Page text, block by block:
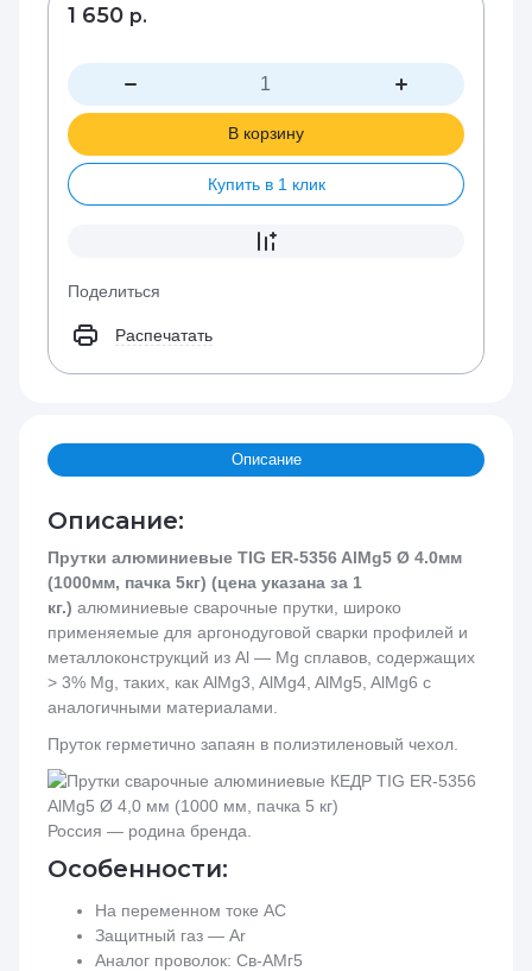
1 650 р.
В корзину
Купить в 1 клик
Поделиться
Распечатать
Описание
Описание:
Прутки алюминиевые TIG ER-5356 AlMg5 Ø 4.0мм
(1000мм, пачка 5кг) (цена указана за 1
кг.) алюминиевые сварочные прутки, широко
применяемые для аргонодуговой сварки профилей и
металлоконструкций из Al — Mg сплавов, содержащих
> 3% Mg, таких, как AlMg3, AlMg4, AlMg5, AlMg6 с
аналогичными материалами.
Пруток герметично запаян в полиэтиленовый чехол.
Россия — родина бренда.
Особенности:
На переменном токе AC
Защитный газ — Ar
Аналог проволок: Св-АМг5